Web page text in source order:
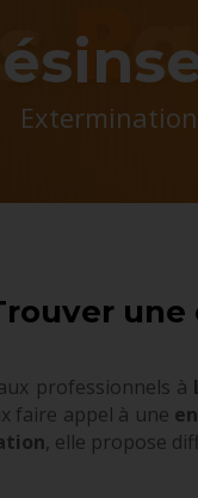
professionnels à
faire appel à une
, elle propose